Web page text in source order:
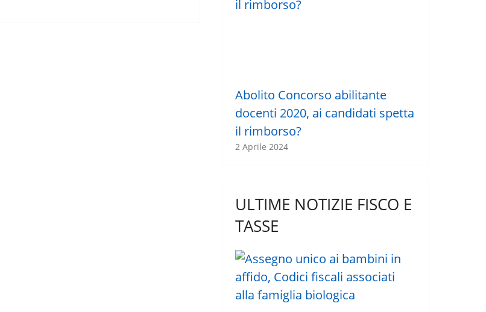
Abolito Concorso abilitante
docenti 2020, ai candidati spetta
il rimborso?
2 Aprile 2024
ULTIME NOTIZIE FISCO E
TASSE